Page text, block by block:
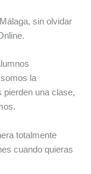
sin olvidar
la
pierden una clase,
totalmente
cuando quieras